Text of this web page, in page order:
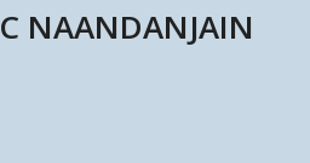
ΝΑΑΝDANJAIN